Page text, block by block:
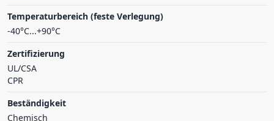
Temperaturbereich (feste Verlegung)
-40°C...+90°C
Zertifizierung
UL/CSA
CPR
Beständigkeit
Chemisch